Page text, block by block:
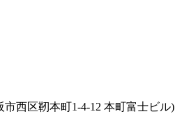
西区靭本町1-4-12 本町富士ビル)